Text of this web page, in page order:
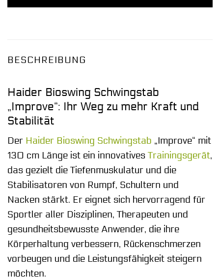
BESCHREIBUNG
Haider Bioswing Schwingstab
„Improve“: Ihr Weg zu mehr Kraft und
Stabilität
Der Haider Bioswing Schwingstab „Improve“ mit
130 cm Länge ist ein innovativesTrainingsgerät,
das gezielt die Tiefenmuskulatur und die
Stabilisatoren von Rumpf, Schultern und
Nacken stärkt. Er eignet sich hervorragend für
Sportler aller Disziplinen, Therapeuten und
gesundheitsbewusste Anwender, die ihre
Körperhaltung verbessern, Rückenschmerzen
vorbeugen und die Leistungsfähigkeit steigern
möchten.